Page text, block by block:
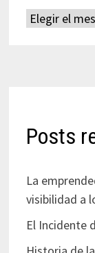
Archivos
Posts
La
visibilidad a
El Incidente